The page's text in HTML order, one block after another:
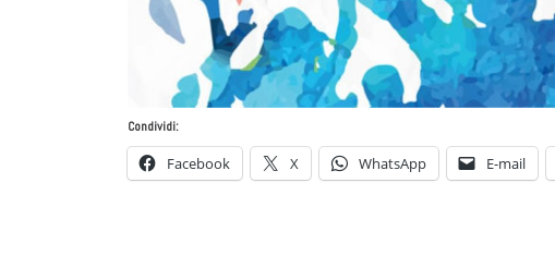
Condividi:
Facebook X WhatsApp E-mail